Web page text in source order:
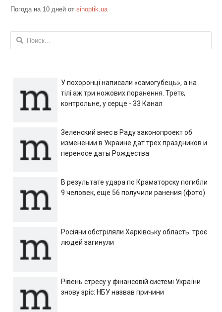
Погода на 10 дней от sinoptik.ua
Найти:
У похоронці написали «самогубець», а на
тілі аж три ножових поранення. Третє,
контрольне, у серце - 33 Канал
Зеленский внес в Раду законопроект об
изменении в Украине дат трех праздников и
переносе даты Рождества
В результате удара по Краматорску погибли
9 человек, еще 56 получили ранения (фото)
Росіяни обстріляли Харківську область: троє
людей загинули
Рівень стресу у фінансовій системі України
знову зріс: НБУ назвав причини